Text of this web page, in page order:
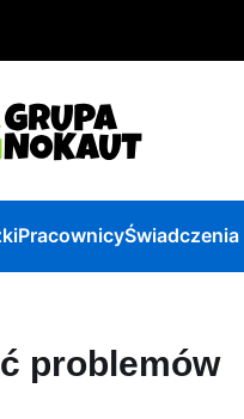
PracownicyŚwiadczenia
problemów